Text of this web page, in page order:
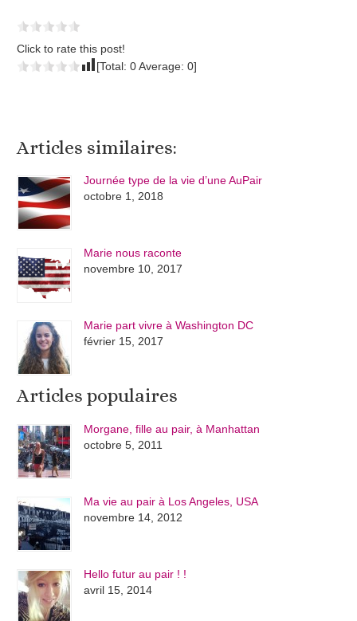
Click to rate this post!
[Total:0Average:0]
Articles similaires:
Journée type de la vie d’une AuPair
octobre 1, 2018
Marie nous raconte
novembre 10, 2017
Marie part vivre à Washington DC
février 15, 2017
Articles populaires
Morgane, fille au pair, à Manhattan
octobre 5, 2011
Ma vie au pair à Los Angeles, USA
novembre 14, 2012
Hello futur au pair ! !
avril 15, 2014